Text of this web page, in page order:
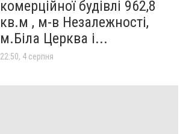
комерційної будівлі 962,8
кв.м , м-в Незалежності,
м.Біла Церква і...
22:50, 4 серпня